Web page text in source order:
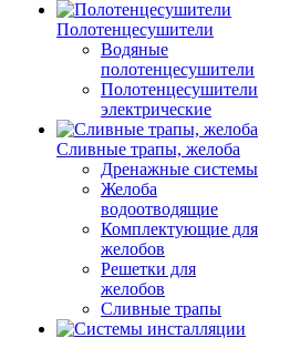
Полотенцесушители
Водяные
полотенцесушители
Полотенцесушители
электрические
Сливные трапы, желоба
Дренажные системы
Желоба
водоотводящие
Комплектующие для
желобов
Решетки для
желобов
Сливные трапы